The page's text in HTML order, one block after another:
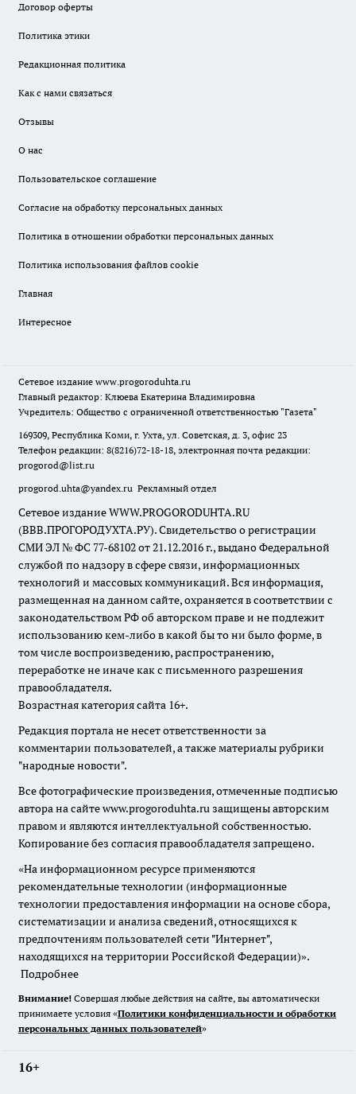
Договор оферты
Политика этики
Редакционная политика
Как с нами связаться
Отзывы
О нас
Пользовательское соглашение
Согласие на обработку персональных данных
Политика в отношении обработки персональных данных
Политика использования файлов cookie
Главная
Интересное
Сетевое издание www.progoroduhta.ru
Главный редактор: Клюева Екатерина Владимировна
Учредитель: Общество с ограниченной ответственностью "Газета"
169309, Республика Коми, г. Ухта, ул. Советская, д. 3, офис 23
Телефон редакции: 8(8216)72-18-18, электронная почта редакции:
progorod@list.ru
progorod.uhta@yandex.ru Рекламный отдел
Сетевое издание WWW.PROGORODUHTA.RU
(ВВВ.ПРОГОРОДУХТА.РУ). Свидетельство о регистрации
СМИ ЭЛ № ФС 77-68102 от 21.12.2016 г., выдано Федеральной
службой по надзору в сфере связи, информационных
технологий и массовых коммуникаций. Вся информация,
размещенная на данном сайте, охраняется в соответствии с
законодательством РФ об авторском праве и не подлежит
использованию кем-либо в какой бы то ни было форме, в
том числе воспроизведению, распространению,
переработке не иначе как с письменного разрешения
правообладателя.
Возрастная категория сайта 16+.
Редакция портала не несет ответственности за
комментарии пользователей, а также материалы рубрики
"народные новости".
Все фотографические произведения, отмеченные подписью
автора на сайте www.progoroduhta.ru защищены авторским
правом и являются интеллектуальной собственностью.
Копирование без согласия правообладателя запрещено.
«На информационном ресурсе применяются
рекомендательные технологии (информационные
технологии предоставления информации на основе сбора,
систематизации и анализа сведений, относящихся к
предпочтениям пользователей сети "Интернет",
находящихся на территории Российской Федерации)».
Подробнее
Внимание! Совершая любые действия на сайте, вы автоматически
принимаете условия «Политики конфиденциальности и обработки
персональных данных пользователей»
16+